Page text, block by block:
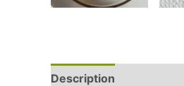
Description